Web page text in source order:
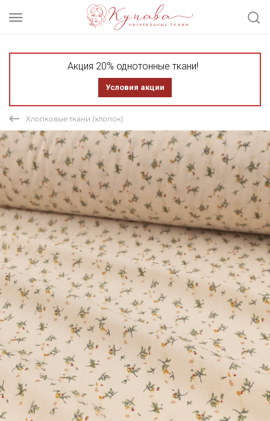
Акция 20% однотонные ткани!
Условия акции
Хлопковые ткани (хлопок)